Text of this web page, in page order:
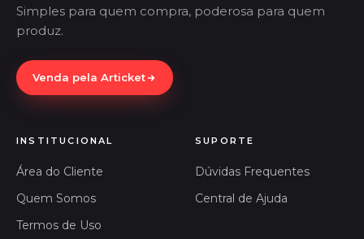
Simples para quem compra, poderosa para quem
produz.
Venda pela Articket
INSTITUCIONAL
Área do Cliente
Quem Somos
Termos de Uso
SUPORTE
Dúvidas Frequentes
Central de Ajuda